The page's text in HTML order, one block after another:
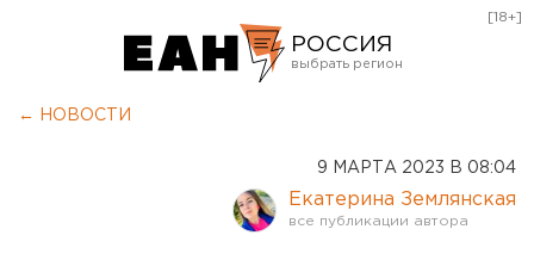
РОССИЯ
Оренбург
[18+]
← НОВОСТИ
9 МАРТА 2023 В 08:04
Екатерина Землянская